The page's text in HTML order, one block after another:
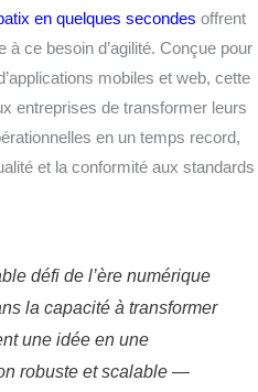
en quelques secondes offrent
à ce besoin d’agilité. Conçue pour
mobiles et web, cette
entreprises de transformer leurs
en un temps record,
et la conformité aux standards
défi de l’ère numérique
la capacité à transformer
une idée en une
robuste et scalable —